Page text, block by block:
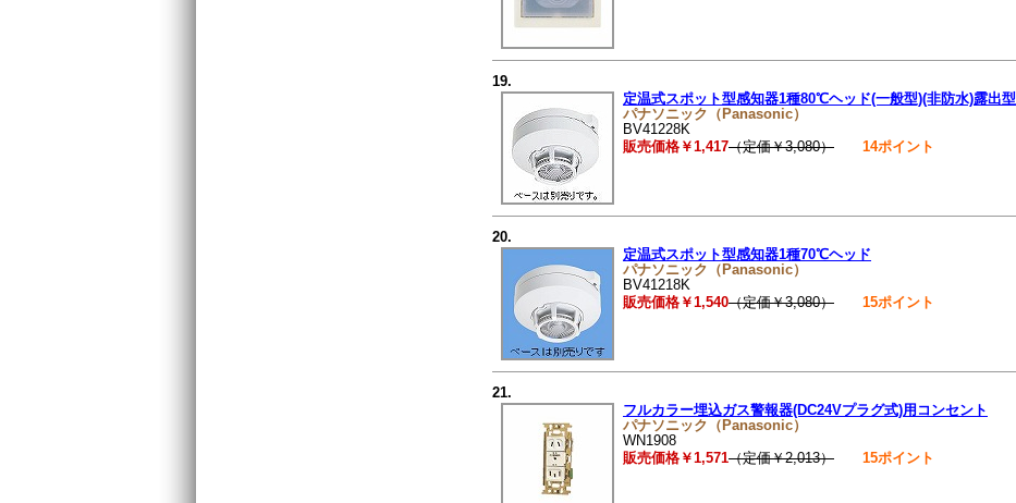
19.
定温式スポット型感知器1種80℃ヘッド(一般型)(非防水)露出型
パナソニック（Panasonic）
BV41228K
販売価格￥1,417（定価￥3,080） 14ポイント
20.
定温式スポット型感知器1種70℃ヘッド
パナソニック（Panasonic）
BV41218K
販売価格￥1,540（定価￥3,080） 15ポイント
21.
フルカラー埋込ガス警報器(DC24Vプラグ式)用コンセント
パナソニック（Panasonic）
WN1908
販売価格￥1,571（定価￥2,013） 15ポイント